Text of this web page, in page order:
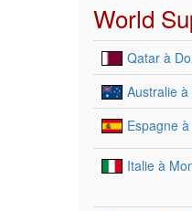
World
Qatar à
Australie à
Espagne
Italie à